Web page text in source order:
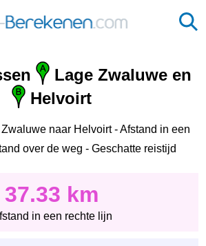
Lage Zwaluwe en
Helvoirt
naar Helvoirt - Afstand in een
over de weg - Geschatte reistijd
37.33 km
in een rechte lijn